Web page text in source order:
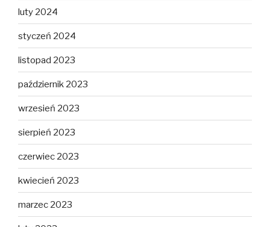
luty 2024
styczeń 2024
listopad 2023
październik 2023
wrzesień 2023
sierpień 2023
czerwiec 2023
kwiecień 2023
marzec 2023